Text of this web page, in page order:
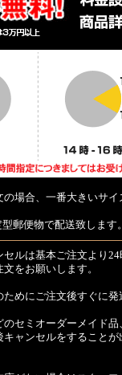
場合、一番大きいサイ
郵便物で配送致します
セルは基本ご注文より
をお願いします。
めにご注文後すぐに発
セミオーダーメイド
キャンセルをすること